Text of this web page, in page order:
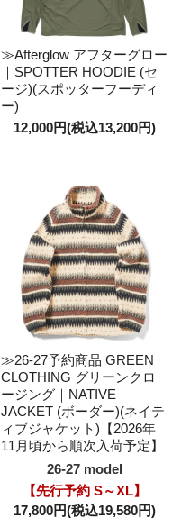
≫Afterglow アフターグロー
｜SPOTTER HOODIE (セ
ージ)(スポッターフーディ
ー)
12,000円(税込13,200円)
≫26-27予約商品 GREEN
CLOTHING グリーンクロ
ージング｜NATIVE
JACKET (ボーダー)(ネイテ
ィブジャケット)【2026年
11月頃から順次入荷予定】
26-27 model
【先行予約 S～XL】
17,800円(税込19,580円)